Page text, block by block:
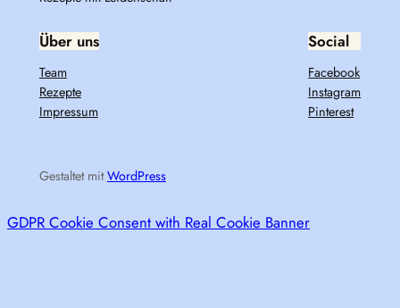
Über uns
Team
Rezepte
Impressum
Social
Facebook
Instagram
Pinterest
Gestaltet mitWordPress
GDPR Cookie Consent with Real Cookie Banner